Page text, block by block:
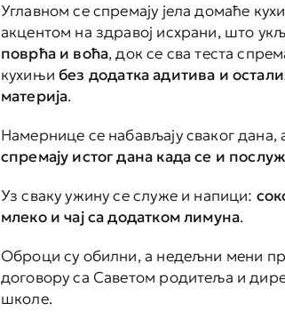
Углавном се спремају јела домаће
акцентом на здравој исхрани, што
поврћа и воћа, док се сва теста
кухињибез додатка адитива и
материја.
Нaмернице се набављају сваког дана,
спремају истог дана када се и
Уз сваку ужину се служе и напици:
млеко и чај са додатком лимуна.
Оброци су обилни, a недељни мени
договору са Саветом родитеља и
школе.